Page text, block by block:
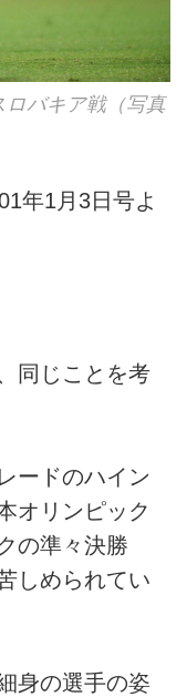
バキア戦（写真
年1月3日号よ
同じことを考
ードのハイン
オリンピック
の準々決勝
しめられてい
身の選手の姿